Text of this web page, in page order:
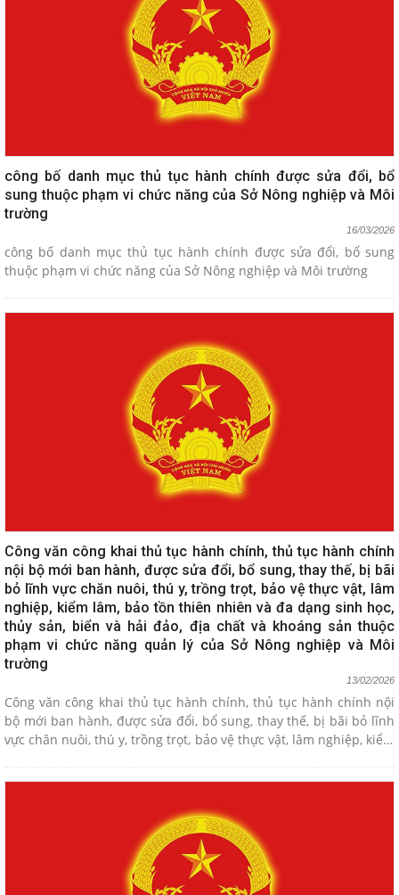
công bố danh mục thủ tục hành chính được sửa đổi, bổ
sung thuộc phạm vi chức năng của Sở Nông nghiệp và Môi
trường
16/03/2026
công bố danh mục thủ tục hành chính được sửa đổi, bổ sung
thuộc phạm vi chức năng của Sở Nông nghiệp và Môi trường
Công văn công khai thủ tục hành chính, thủ tục hành chính
nội bộ mới ban hành, được sửa đổi, bổ sung, thay thế, bị bãi
bỏ lĩnh vực chăn nuôi, thú y, trồng trọt, bảo vệ thực vật, lâm
nghiệp, kiểm lâm, bảo tồn thiên nhiên và đa dạng sinh học,
thủy sản, biển và hải đảo, địa chất và khoáng sản thuộc
phạm vi chức năng quản lý của Sở Nông nghiệp và Môi
trường
13/02/2026
Công văn công khai thủ tục hành chính, thủ tục hành chính nội
bộ mới ban hành, được sửa đổi, bổ sung, thay thế, bị bãi bỏ lĩnh
vực chăn nuôi, thú y, trồng trọt, bảo vệ thực vật, lâm nghiệp, kiểm